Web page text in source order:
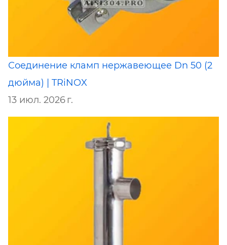
Соединение кламп нержавеющее Dn 50 (2
дюйма) | TRiNOX
13 июл. 2026 г.